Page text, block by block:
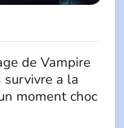
de Vampire
a la
moment choc